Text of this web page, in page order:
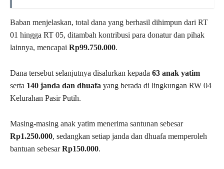
Baban menjelaskan, total dana yang berhasil dihimpun dari RT
01 hingga RT 05, ditambah kontribusi para donatur dan pihak
lainnya, mencapai Rp99.750.000.
Dana tersebut selanjutnya disalurkan kepada 63 anak yatim
serta 140 janda dan dhuafa yang berada di lingkungan RW 04
Kelurahan Pasir Putih.
Masing-masing anak yatim menerima santunan sebesar
Rp1.250.000, sedangkan setiap janda dan dhuafa memperoleh
bantuan sebesarRp150.000.